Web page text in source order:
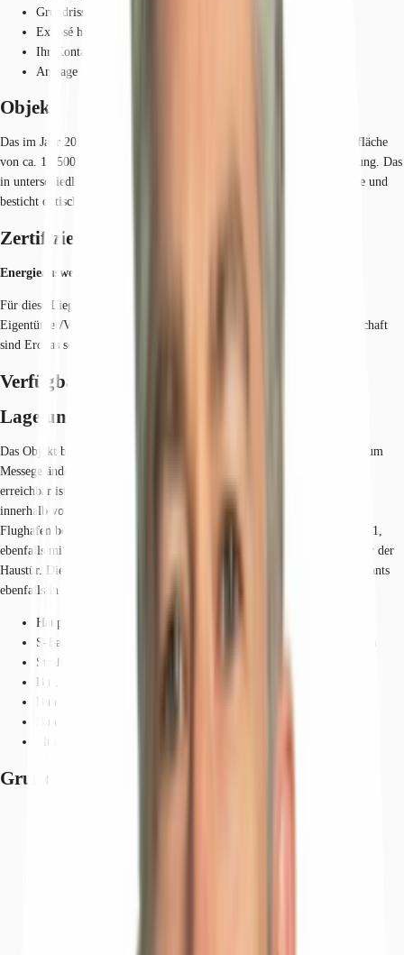
Grundrisse
Exposé herunterladen
Ihr Kontakt
Anfrage senden
Objekt
Das im Jahr 2024 sanierte Bürogebäude bietet auf einer Nettogeschossfläche
von ca. 13.500 m² hochwertige Arbeitswelten zur effektiven Büronutzung. Das
in unterschiedliche Bauteile getrennte Gebäude besitzt sieben Geschosse und
besticht optisch durch seine markant rote Ziegelfassade.
Zertifizierungen
Energieausweis
Für diese Liegenschaft liegt ein Bedarfsausweis vom 01.07.2019 vom
Eigentümer/Vermieter vor. Die wesentlichen Energieträger der Liegenschaft
sind Erdgas schwer, Strom. Endenergiebedarf: 172.20000 kWh/(m²*a)
Verfügbare Fläche
Lage und Verkehrsanbindung
Das Objekt befindet sich in unmittelbarer Nähe zum Westbahnhof und zum
Messegelände, über den der Frankfurter Hauptbahnhof in drei Stationen
erreichbar ist. Der Anschluss an die A5 und A3 ist über das Westkreuz
innerhalb von 3-4 Minuten erreichbar. Die Entfernung zum Frankfurter
Flughafen beträgt ca. 15 Minuten. Eine Straßenbahnhaltestelle der Linie 1,
ebenfalls mit direkter Verbindung zum Frankfurter Hauptbahnhof, ist vor der
Haustür. Die Nahversorger befinden sich genauso wie zahlreiche Restaurants
ebenfalls in unmittelbarer Entfernung.
Hauptbahnhof, Frankfurt am Main, Fahrzeit: 2 min
S-Bahn, An der Dammheide, Linie S3, S4, S5, S6, Gehzeit: 8 min
Straßenbahn/Tram, An der Dammheide, Linie 17, Gehzeit: 8 min
Bus, Westbahnhof, Linie 32, 36, 50, 73, Gehzeit: 8 min
Bundesautobahn, A 648, Fahrzeit: 5 min
Bundesautobahn, A 5, Fahrzeit: 10 min
Flughafen, Frankfurt am Main, Fahrzeit: 12 min
Grundrisse